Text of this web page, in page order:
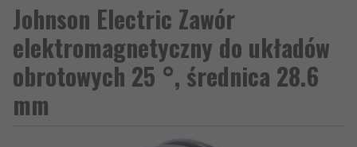
Johnson Electric Zawór
elektromagnetyczny do układów
obrotowych 25 °, średnica 28.6
mm